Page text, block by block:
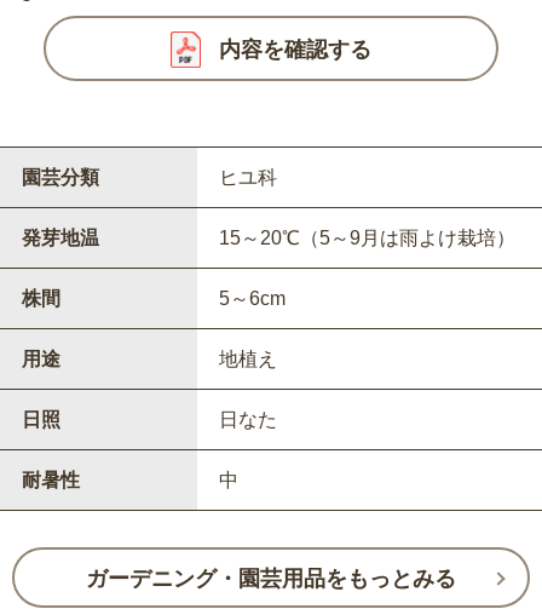
内容を確認する
園芸分類 ヒユ科
発芽地温 15～20℃（5～9月は雨よけ栽培）
株間 5～6cm
用途 地植え
日照 日なた
耐暑性 中
ガーデニング・園芸用品をもっとみる